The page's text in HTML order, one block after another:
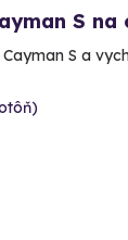
S na
S a